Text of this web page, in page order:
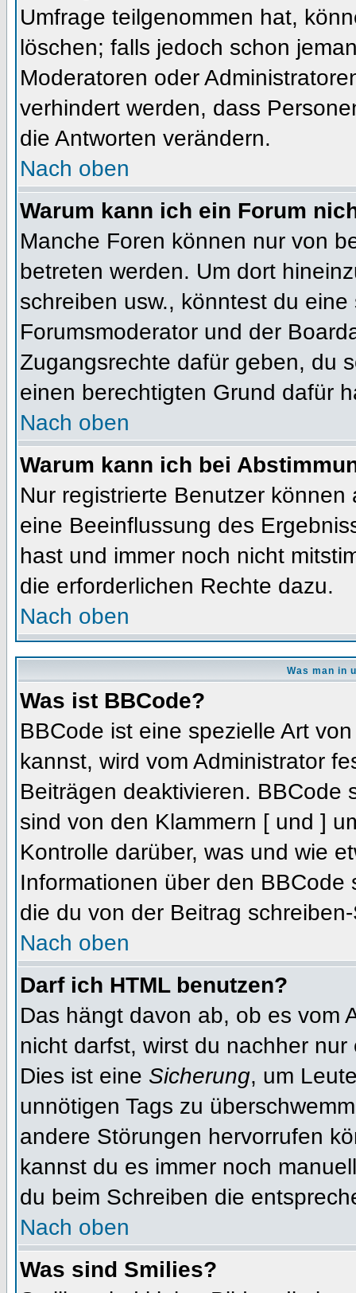
Umfrage teilgenommen hat,
löschen; falls jedoch schon
Moderatoren oder
verhindert werden, dass
die Antworten verändern.
Nach oben
Warum kann ich ein Forum
Manche Foren können nur von
betreten werden. Um dort
schreiben usw., könntest du
Forumsmoderator und der
Zugangsrechte dafür geben, du
einen berechtigten Grund dafür
Nach oben
Warum kann ich bei
Nur registrierte Benutzer
eine Beeinflussung des
hast und immer noch nicht
die erforderlichen Rechte dazu.
Nach oben
Was man in
Was ist BBCode?
BBCode ist eine spezielle Art
kannst, wird vom Administrator
Beiträgen deaktivieren. BBCode
sind von den Klammern [ und ]
Kontrolle darüber, was und wie
Informationen über den
die du von der Beitrag
Nach oben
Darf ich HTML benutzen?
Das hängt davon ab, ob es vom
nicht darfst, wirst du nachher
Dies ist eine Sicherung, um
unnötigen Tags zu
andere Störungen hervorrufen
kannst du es immer noch
du beim Schreiben die
Nach oben
Was sind Smilies?